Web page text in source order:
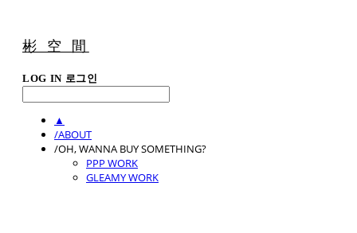
彬 空 間
LOG IN 로그인
▲
/ABOUT
/OH, WANNA BUY SOMETHING?
PPP WORK
GLEAMY WORK